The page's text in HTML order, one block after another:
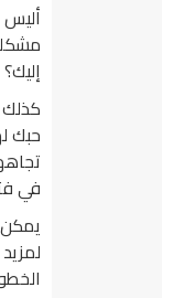
حبك
في